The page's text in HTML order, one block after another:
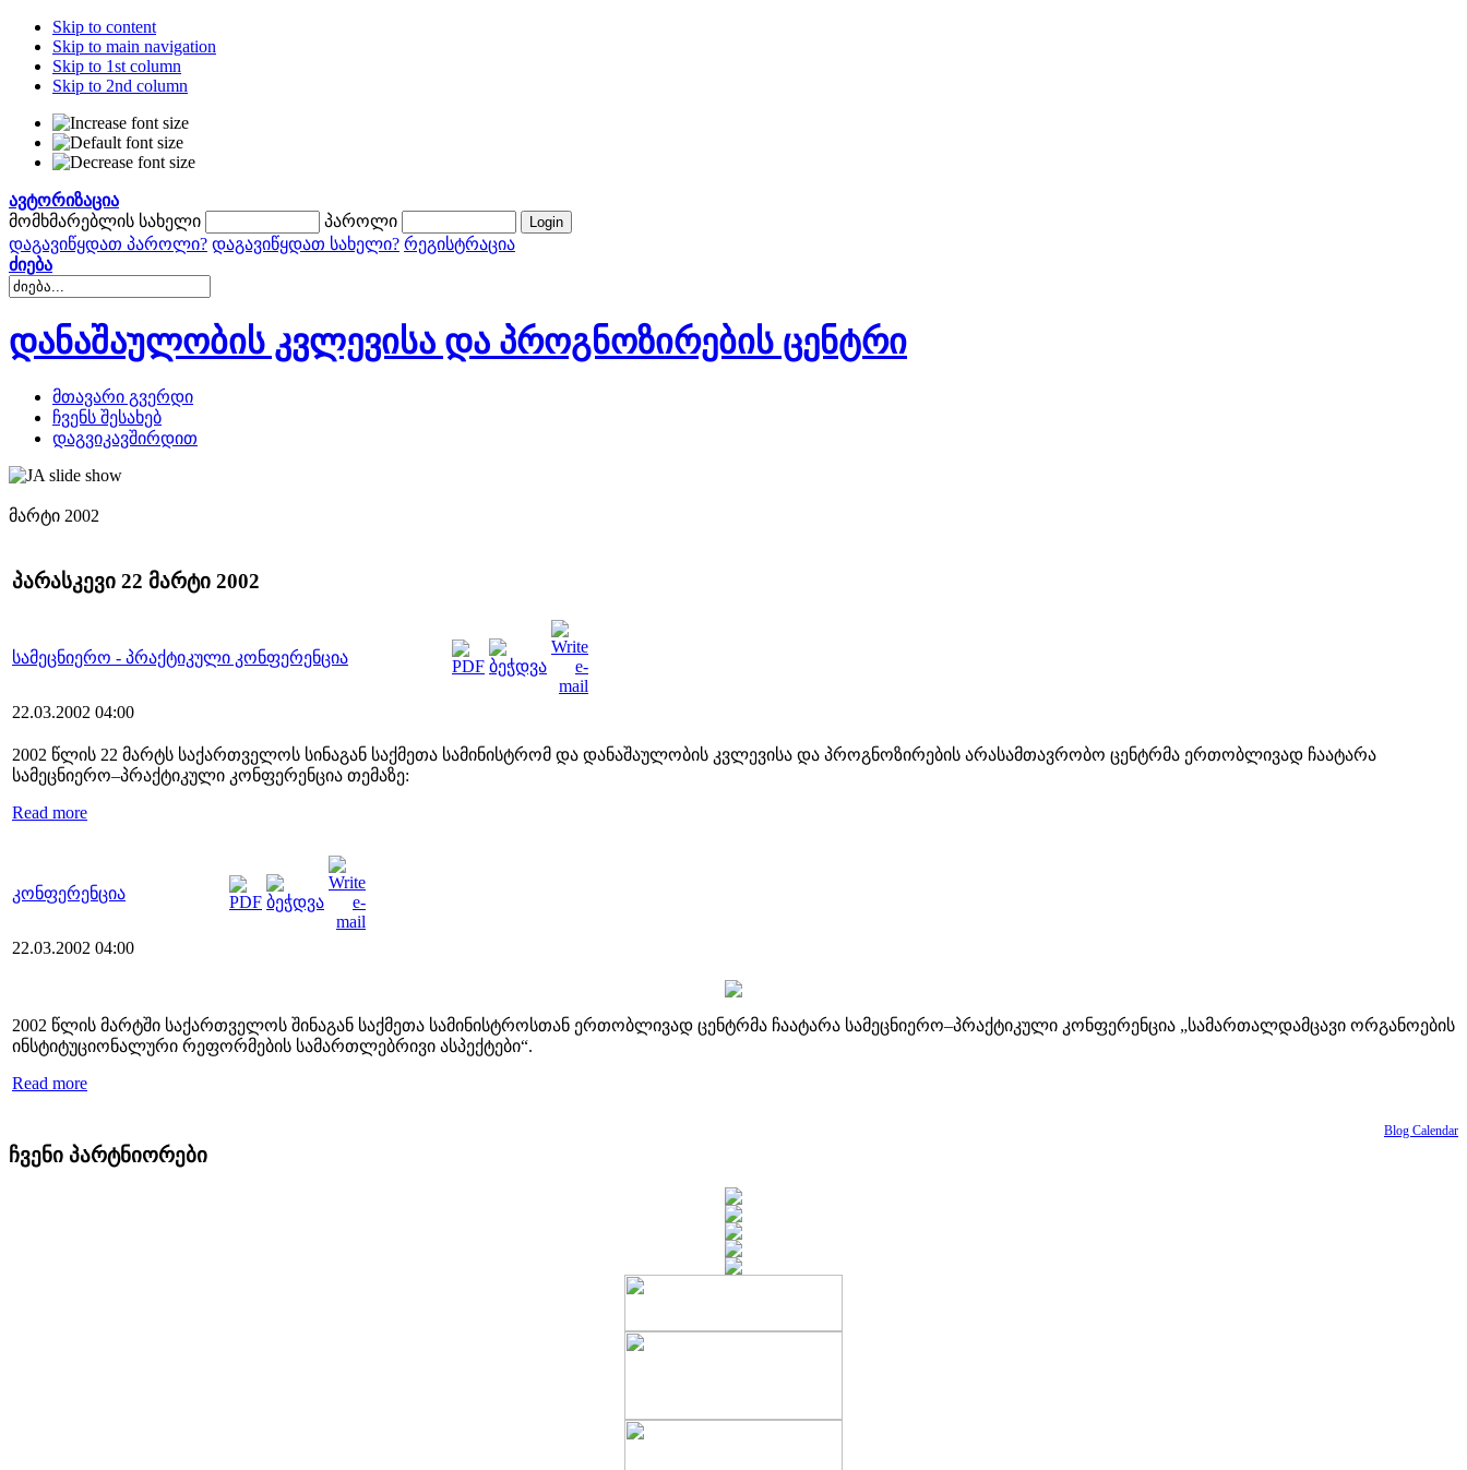
Skip to content
Skip to main navigation
Skip to 1st column
Skip to 2nd column
ავტორიზაცია
მომხმარებლის სახელი
პაროლი
დაგავიწყდათ პაროლი? დაგავიწყდათ სახელი? რეგისტრაცია
ძიება
დანაშაულობის კვლევისა და პროგნოზირების ცენტრი
მთავარი გვერდი
ჩვენს შესახებ
დაგვიკავშირდით
მარტი 2002
პარასკევი 22 მარტი 2002
სამეცნიერო - პრაქტიკული კონფერენცია
22.03.2002 04:00
2002 წლის 22 მარტს საქართველოს სინაგან საქმეთა სამინისტრომ და დანაშაულობის კვლევისა და პროგნოზირების არასამთავრობო ცენტრმა ერთობლივად ჩაატარა
სამეცნიერო–პრაქტიკული კონფერენცია თემაზე:
Read more
კონფერენცია
22.03.2002 04:00
2002 წლის მარტში საქართველოს შინაგან საქმეთა სამინისტროსთან ერთობლივად ცენტრმა ჩაატარა სამეცნიერო–პრაქტიკული კონფერენცია „სამართალდამცავი ორგანოების
ინსტიტუციონალური რეფორმების სამართლებრივი ასპექტები“.
Read more
Blog Calendar
ჩვენი პარტნიორები